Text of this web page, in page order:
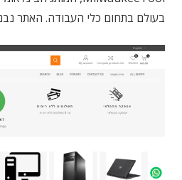
בעולם בתחום כלי העבודה. האתר